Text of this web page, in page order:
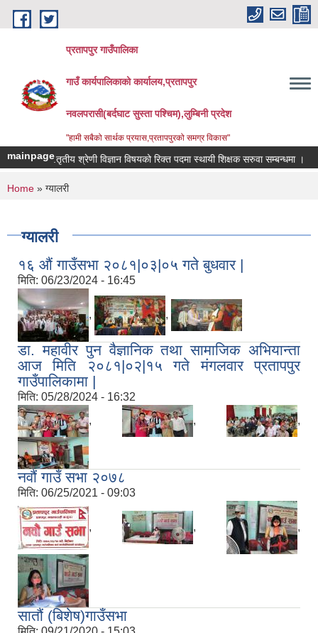
Skip to main content
प्रतापपुर गाउँपालिका
गाउँ कार्यपालिकाको कार्यालय,प्रतापपुर
नवलपरासी(बर्दघाट सुस्ता पश्चिम),लुम्बिनी प्रदेश
"हामी सबैको सार्थक प्रयास,प्रतापपुरको समग्र विकास"
mainpage
नि.मा.तृतीय श्रेणी विज्ञान विषयको रिक्त पदमा स्थायी शिक्षक सरुवा सम्बन्धमा ।
You are here
Home » ग्यालरी
ग्यालरी
१६ औं गाउँसभा २०८१|०३|०५ गते बुधवार |
मिति: 06/23/2024 - 16:45
, ,
डा. महावीर पुन वैज्ञानिक तथा सामाजिक अभियान्ता
आज मिति २०८१|०२|१५ गते मंगलवार प्रतापपुर
गाउँपालिकामा |
मिति: 05/28/2024 - 16:32
,
, ,
नवौं गाउँ सभा २०७८
मिति: 06/25/2021 - 09:03
, , ,
सातौं (बिशेष)गाउँसभा